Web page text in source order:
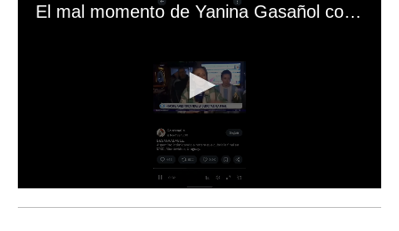
El mal momento de Yanina Gasañol con un hincha argentino en "Subrayado"
s